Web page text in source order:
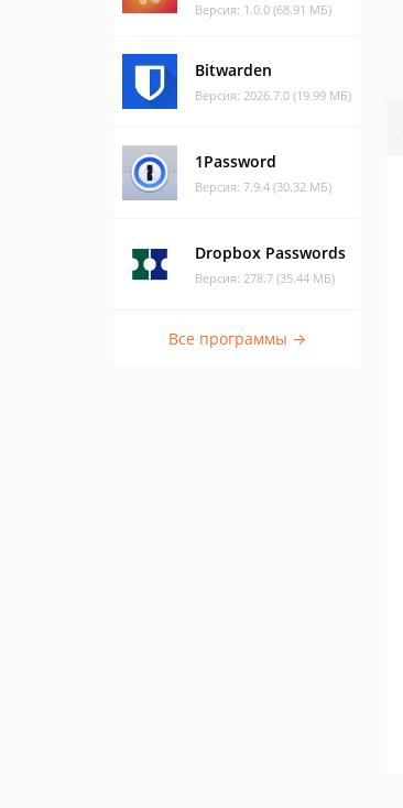
Версия: 1.0.0 (68.91 МБ)
Bitwarden
Версия: 2026.7.0 (19.99 МБ)
1Password
Версия: 7.9.4 (30.32 МБ)
Dropbox Passwords
Версия: 278.7 (35.44 МБ)
Все программы →